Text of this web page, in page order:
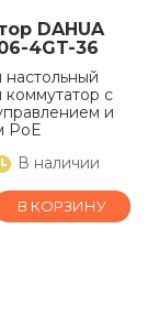
DAHUA
4GT-36
настольный
коммутатор с
и
PoE
В наличии
В КОРЗИНУ